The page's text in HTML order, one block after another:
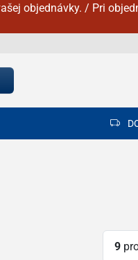
objednávky. / Pri
9